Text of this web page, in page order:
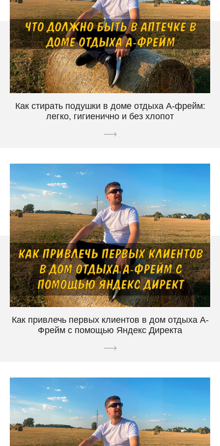
Как стирать подушки в доме отдыха А-фрейм:
легко, гигиенично и без хлопот
Как привлечь первых клиентов в дом отдыха A-
Фрейм с помощью Яндекс Директа